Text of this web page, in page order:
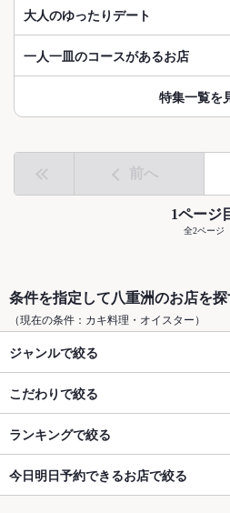
大人のゆったりデート
一人一皿のコースがあるお店
特集一覧を
前へ
1ページ
全2ページ
条件を指定して八重洲のお店を
（現在の条件：カキ料理・オイスター）
ジャンルで絞る
こだわりで絞る
ランキングで絞る
今日明日予約できるお店で絞る